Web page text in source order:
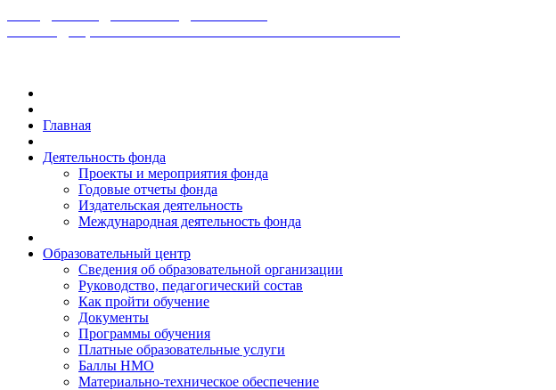
Главная
Деятельность фонда
Проекты и мероприятия фонда
Годовые отчеты фонда
Издательская деятельность
Международная деятельность фонда
Образовательный центр
Сведения об образовательной организации
Руководство, педагогический состав
Как пройти обучение
Документы
Программы обучения
Платные образовательные услуги
Баллы НМО
Материально-техническое обеспечение